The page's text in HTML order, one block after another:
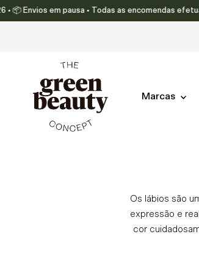
Translation missing: pt-
em pausa • Todas as encomendas
Marcas
Os lábios são
expressão e
cor